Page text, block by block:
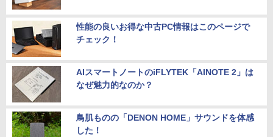
性能の良いお得な中古PC情報はこのページで
チェック！
AIスマートノートのiFLYTEK「AINOTE 2」は
なぜ魅力的なのか？
鳥肌ものの「DENON HOME」サウンドを体感
した！